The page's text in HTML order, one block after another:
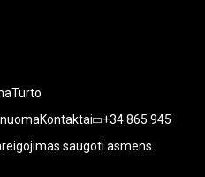
Turto
Kontaktai +34 865 945
saugoti asmens